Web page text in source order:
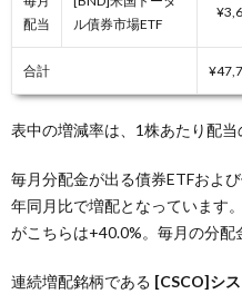
配当
ル債券市場ETF
合計
表中の増減率は、1株あたり配当
毎月分配金が出る債券ETFおよ
年同月比で増配となっています
がこちらは+40.0%。毎月の分配
連続増配銘柄である [CSCO]シ